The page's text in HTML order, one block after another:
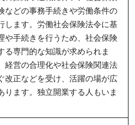
などの事務手続きや労働条件の
します。労働社会保険法令に基
や手続きを行うため、社会保険
る専門的な知識が求められま
経営の合理化や社会保険関連法
改正などを受け、活躍の場が広
ります。独立開業する人もいま